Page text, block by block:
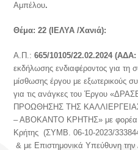
Αμπέλου.
Θέμα: 22 (ΙΕΛΥΑ /Χανιά):
Α.Π.:665/10105/22.02.2024
εκδήλωσης ενδιαφέροντος για
μίσθωσης έργου με εξωτερικούς
για τις ανάγκες του Έργου
ΠΡΟΩΘΗΣΗΣ ΤΗΣ
– ΑΒΟΚΑΝΤΟ ΚΡΗΤΗΣ» με φορέα
Κρήτης (ΣΥΜΒ. 06-10-2023/
& με Επιστημονικά Υπεύθυνη